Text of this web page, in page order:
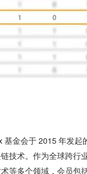
金会于 2015 年发
技术。作为全球跨行
等多个领域，会员包